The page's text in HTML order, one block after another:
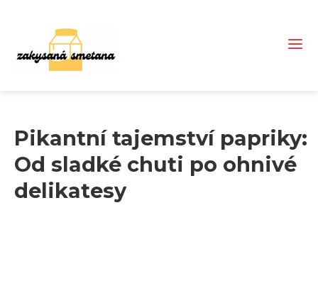
Pikantní tajemství papriky:
Od sladké chuti po ohnivé
delikatesy